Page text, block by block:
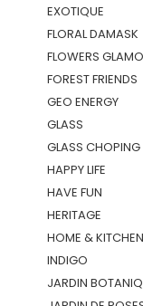
EXOTIQUE
FLORAL DAMASK
FLOWERS
FOREST FRIENDS
GEO ENERGY
GLASS
GLASS
HAPPY LIFE
HAVE FUN
HERITAGE
HOME & KITCHEN
INDIGO
JARDIN